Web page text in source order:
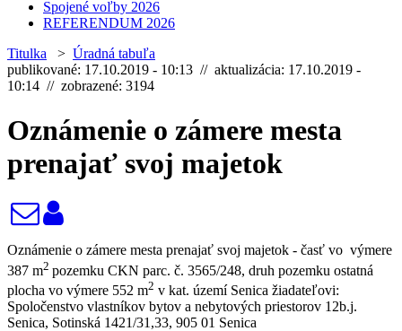
Spojené voľby 2026
REFERENDUM 2026
Titulka > Úradná tabuľa
publikované: 17.10.2019 - 10:13 // aktualizácia: 17.10.2019 -
10:14 // zobrazené: 3194
Oznámenie o zámere mesta
prenajať svoj majetok
Oznámenie o zámere mesta prenajať svoj majetok - časť vo výmere
387 m2 pozemku CKN parc. č. 3565/248, druh pozemku ostatná
plocha vo výmere 552 m2 v kat. území Senica žiadateľovi:
Spoločenstvo vlastníkov bytov a nebytových priestorov 12b.j.
Senica, Sotinská 1421/31,33, 905 01 Senica